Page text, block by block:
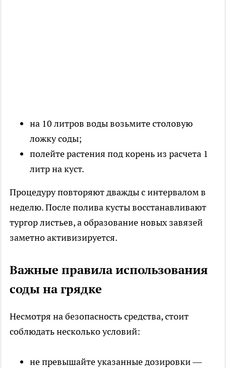
на 10 литров воды возьмите столовую
ложку соды;
полейте растения под корень из расчета 1
литр на куст.
Процедуру повторяют дважды с интервалом в
неделю. После полива кусты восстанавливают
тургор листьев, а образование новых завязей
заметно активизируется.
Важные правила использования
соды на грядке
Несмотря на безопасность средства, стоит
соблюдать несколько условий:
не превышайте указанные дозировки —